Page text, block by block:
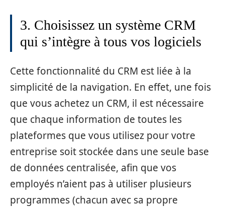
3. Choisissez un système CRM
qui s’intègre à tous vos logiciels
Cette fonctionnalité du CRM est liée à la
simplicité de la navigation. En effet, une fois
que vous achetez un CRM, il est nécessaire
que chaque information de toutes les
plateformes que vous utilisez pour votre
entreprise soit stockée dans une seule base
de données centralisée, afin que vos
employés n’aient pas à utiliser plusieurs
programmes (chacun avec sa propre